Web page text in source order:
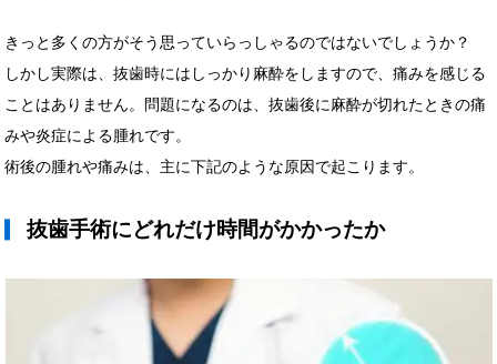
きっと多くの方がそう思っていらっしゃるのではないでしょうか？
しかし実際は、抜歯時にはしっかり麻酔をしますので、痛みを感じる
ことはありません。問題になるのは、抜歯後に麻酔が切れたときの痛
みや炎症による腫れです。
術後の腫れや痛みは、主に下記のような原因で起こります。
抜歯手術にどれだけ時間がかかったか